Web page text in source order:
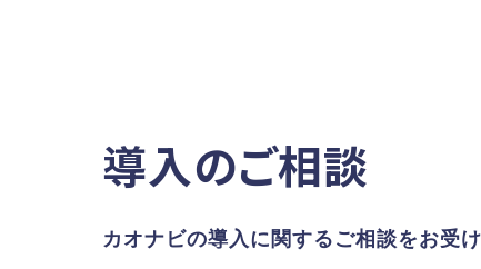
導入のご相談
カオナビの導入に関するご相談をお受